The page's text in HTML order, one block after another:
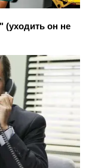
он не